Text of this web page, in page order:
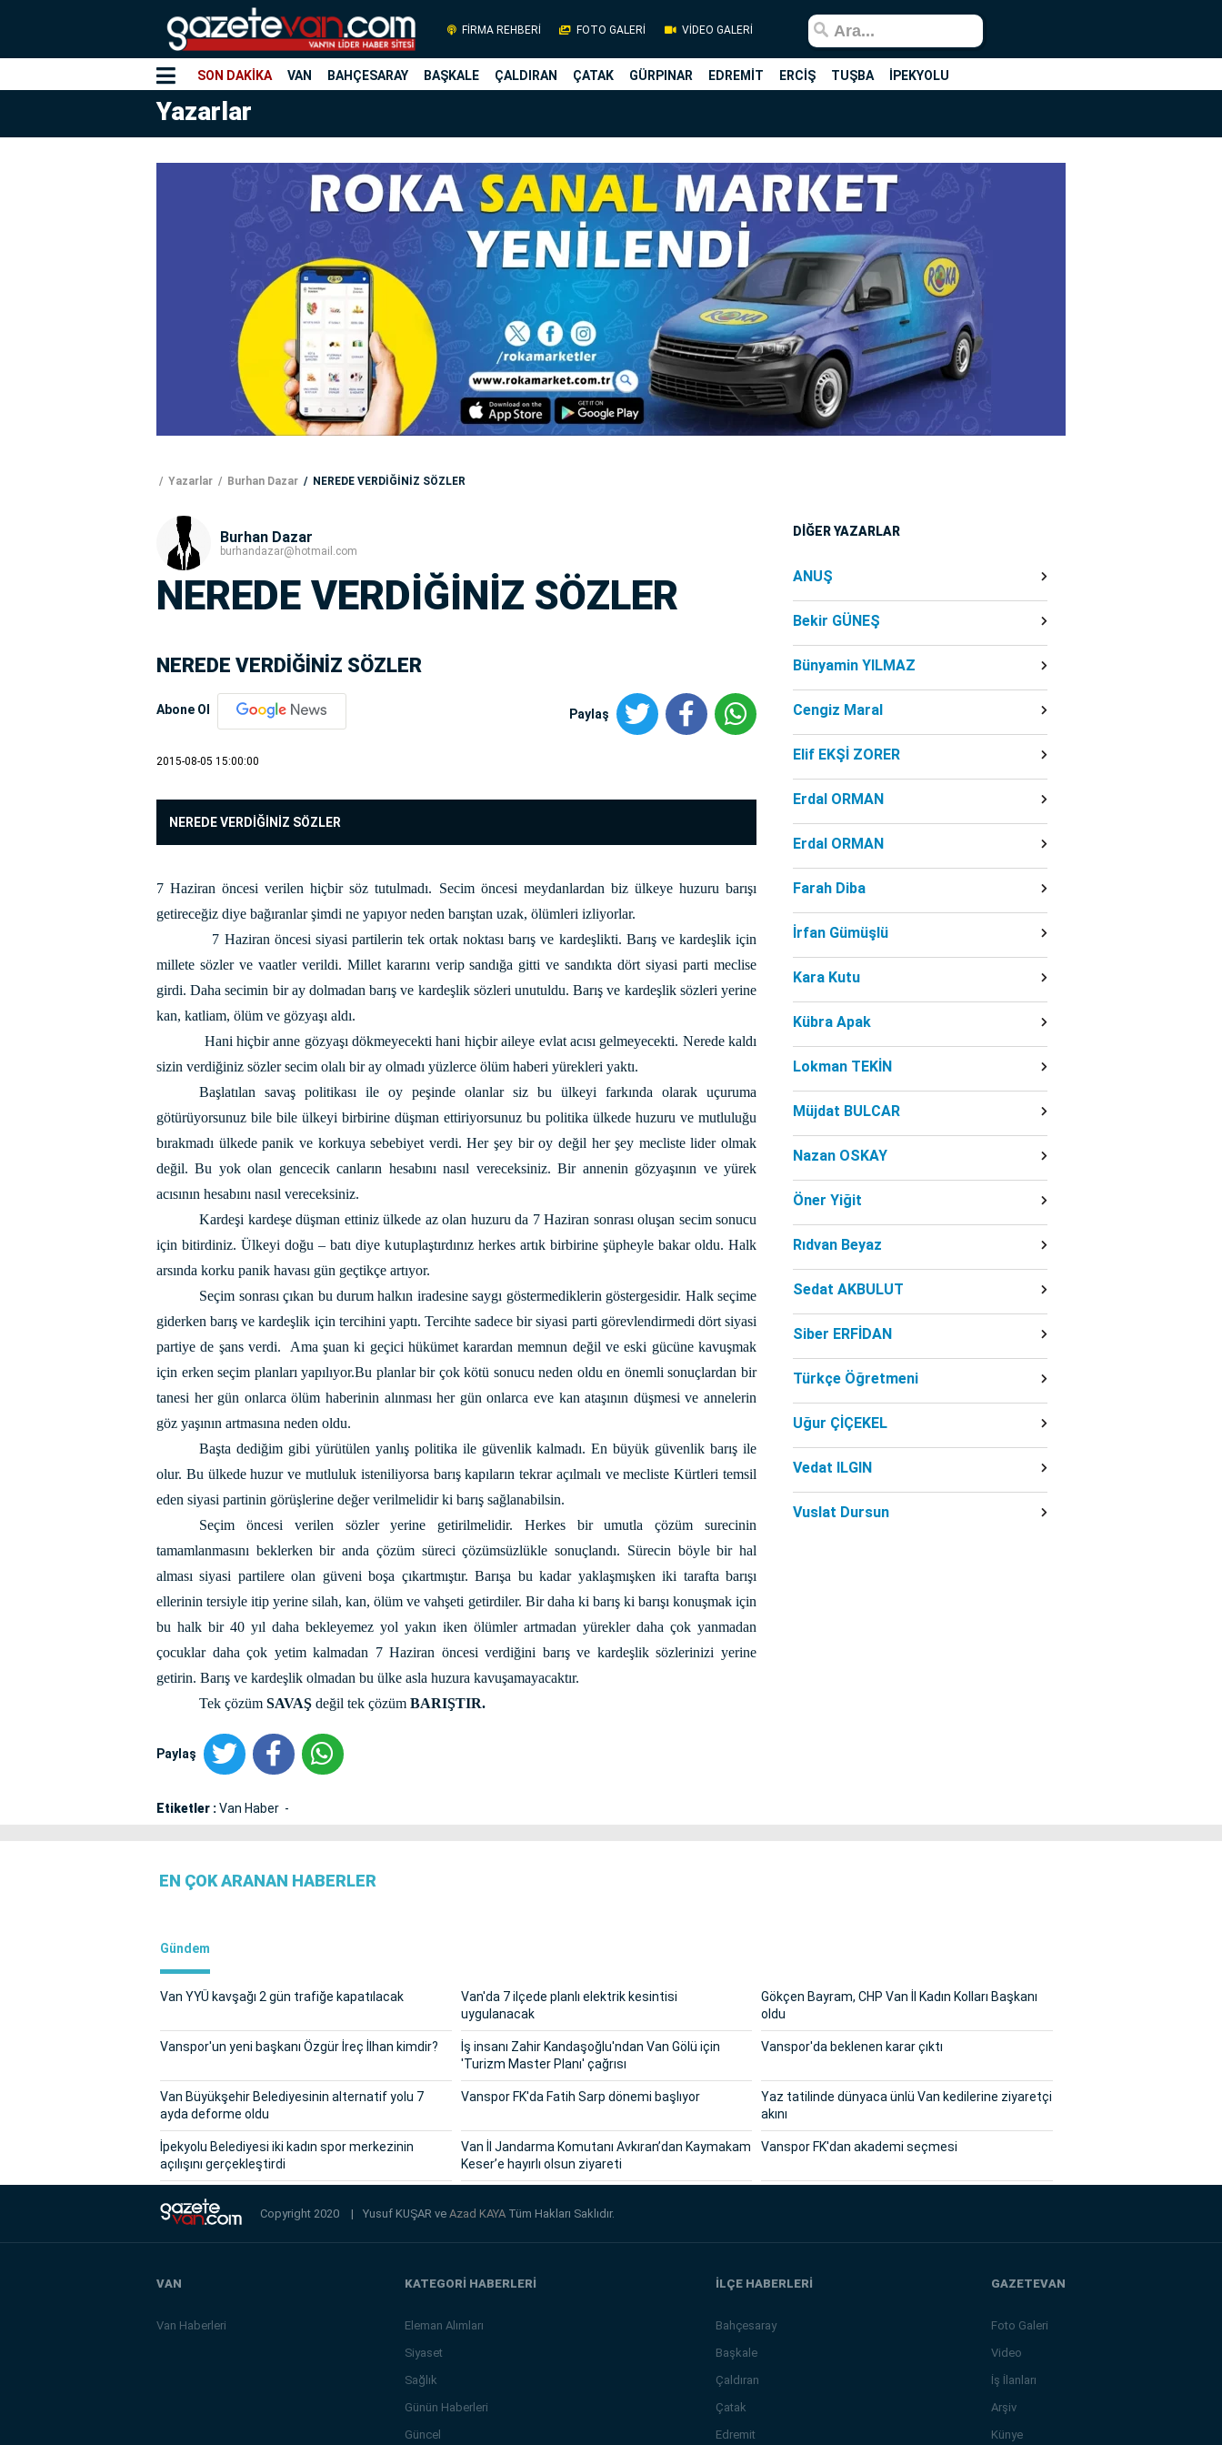
FİRMA REHBERİ FOTO GALERİ VİDEO GALERİ
SON DAKİKA VAN BAHÇESARAY BAŞKALE ÇALDIRAN ÇATAK GÜRPINAR EDREMİT ERCİŞ TUŞBA İPEKYOLU
Yazarlar
Yazarlar Burhan Dazar NEREDE VERDİĞİNİZ SÖZLER
Burhan Dazar
burhandazar@hotmail.com
NEREDE VERDİĞİNİZ SÖZLER
NEREDE VERDİĞİNİZ SÖZLER
Abone Ol Paylaş
2015-08-05 15:00:00
NEREDE VERDİĞİNİZ SÖZLER
7 Haziran öncesi verilen hiçbir söz tutulmadı. Secim öncesi meydanlardan biz ülkeye huzuru barışı
getireceğiz diye bağıranlar şimdi ne yapıyor neden barıştan uzak, ölümleri izliyorlar.
7 Haziran öncesi siyasi partilerin tek ortak noktası barış ve kardeşlikti. Barış ve kardeşlik için
millete sözler ve vaatler verildi. Millet kararını verip sandığa gitti ve sandıkta dört siyasi parti meclise
girdi. Daha secimin bir ay dolmadan barış ve kardeşlik sözleri unutuldu. Barış ve kardeşlik sözleri yerine
kan, katliam, ölüm ve gözyaşı aldı.
Hani hiçbir anne gözyaşı dökmeyecekti hani hiçbir aileye evlat acısı gelmeyecekti. Nerede kaldı
sizin verdiğiniz sözler secim olalı bir ay olmadı yüzlerce ölüm haberi yürekleri yaktı.
Başlatılan savaş politikası ile oy peşinde olanlar siz bu ülkeyi farkında olarak uçuruma
götürüyorsunuz bile bile ülkeyi birbirine düşman ettiriyorsunuz bu politika ülkede huzuru ve mutluluğu
bırakmadı ülkede panik ve korkuya sebebiyet verdi. Her şey bir oy değil her şey mecliste lider olmak
değil. Bu yok olan gencecik canların hesabını nasıl vereceksiniz. Bir annenin gözyaşının ve yürek
acısının hesabını nasıl vereceksiniz.
Kardeşi kardeşe düşman ettiniz ülkede az olan huzuru da 7 Haziran sonrası oluşan secim sonucu
için bitirdiniz. Ülkeyi doğu – batı diye kutuplaştırdınız herkes artık birbirine şüpheyle bakar oldu. Halk
arsında korku panik havası gün geçtikçe artıyor.
Seçim sonrası çıkan bu durum halkın iradesine saygı göstermediklerin göstergesidir. Halk seçime
giderken barış ve kardeşlik için tercihini yaptı. Tercihte sadece bir siyasi parti görevlendirmedi dört siyasi
partiye de şans verdi.
Ama şuan ki geçici hükümet karardan memnun değil ve eski gücüne kavuşmak
için erken seçim planları yapılıyor.Bu planlar bir çok kötü sonucu neden oldu en önemli sonuçlardan bir
tanesi her gün onlarca ölüm haberinin alınması her gün onlarca eve kan ataşının düşmesi ve annelerin
göz yaşının artmasına neden oldu.
Başta dediğim gibi yürütülen yanlış politika ile güvenlik kalmadı. En büyük güvenlik barış ile
olur. Bu ülkede huzur ve mutluluk isteniliyorsa barış kapıların tekrar açılmalı ve mecliste Kürtleri temsil
eden siyasi partinin görüşlerine değer verilmelidir ki barış sağlanabilsin.
Seçim öncesi verilen sözler yerine getirilmelidir. Herkes bir umutla çözüm surecinin
tamamlanmasını beklerken bir anda çözüm süreci çözümsüzlükle sonuçlandı. Sürecin böyle bir hal
alması siyasi partilere olan güveni boşa çıkartmıştır. Barışa bu kadar yaklaşmışken iki tarafta barışı
ellerinin tersiyle itip yerine silah, kan, ölüm ve vahşeti getirdiler. Bir daha ki barış ki barışı konuşmak için
bu halk bir 40 yıl daha bekleyemez yol yakın iken ölümler artmadan yürekler daha çok yanmadan
çocuklar daha çok yetim kalmadan 7 Haziran öncesi verdiğini barış ve kardeşlik sözlerinizi yerine
getirin. Barış ve kardeşlik olmadan bu ülke asla huzura kavuşamayacaktır.
Tek çözümSAVAŞ değil tek çözümBARIŞTIR.
Paylaş
Etiketler :Van Haber
DİĞER YAZARLAR
ANUŞ
Bekir GÜNEŞ
Bünyamin YILMAZ
Cengiz Maral
Elif EKŞİ ZORER
Erdal ORMAN
Erdal ORMAN
Farah Diba
İrfan Gümüşlü
Kara Kutu
Kübra Apak
Lokman TEKİN
Müjdat BULCAR
Nazan OSKAY
Öner Yiğit
Rıdvan Beyaz
Sedat AKBULUT
Siber ERFİDAN
Türkçe Öğretmeni
Uğur ÇİÇEKEL
Vedat ILGIN
Vuslat Dursun
EN ÇOK ARANAN HABERLER
Gündem
Van YYÜ kavşağı 2 gün trafiğe kapatılacak
Van'da 7 ilçede planlı elektrik kesintisi
uygulanacak
Gökçen Bayram, CHP Van İl Kadın Kolları Başkanı
oldu
Vanspor'un yeni başkanı Özgür İreç İlhan kimdir?
İş insanı Zahir Kandaşoğlu'ndan Van Gölü için
'Turizm Master Planı' çağrısı
Vanspor'da beklenen karar çıktı
Van Büyükşehir Belediyesinin alternatif yolu 7
ayda deforme oldu
Vanspor FK'da Fatih Sarp dönemi başlıyor
Yaz tatilinde dünyaca ünlü Van kedilerine ziyaretçi
akını
İpekyolu Belediyesi iki kadın spor merkezinin
açılışını gerçekleştirdi
Van İl Jandarma Komutanı Avkıran’dan Kaymakam
Keser’e hayırlı olsun ziyareti
Vanspor FK'dan akademi seçmesi
Copyright 2020 | Yusuf KUŞAR veAzad KAYA Tüm Hakları Saklıdır.
VAN
Van Haberleri
KATEGORİ HABERLERİ
Eleman Alımları
Siyaset
Sağlık
Günün Haberleri
Güncel
İLÇE HABERLERİ
Bahçesaray
Başkale
Çaldıran
Çatak
Edremit
GAZETEVAN
Foto Galeri
Video
İş İlanları
Arşiv
Künye